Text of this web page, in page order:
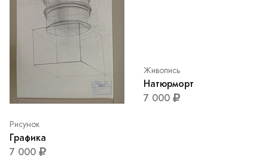
Рисунок
Графика
7 000
Живопись
Натюрморт
7 000